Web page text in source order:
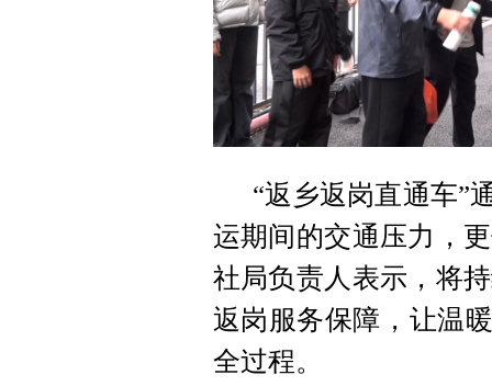
“返乡返岗直通车”
运期间的交通压力，
社局负责人表示，将
返岗服务保障，让温
全过程。